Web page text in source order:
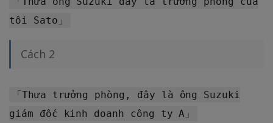
tôi Sato」
Cách 2
「Thưa trưởng phòng, đây là ông Suzuki
giám đốc kinh doanh công ty A」